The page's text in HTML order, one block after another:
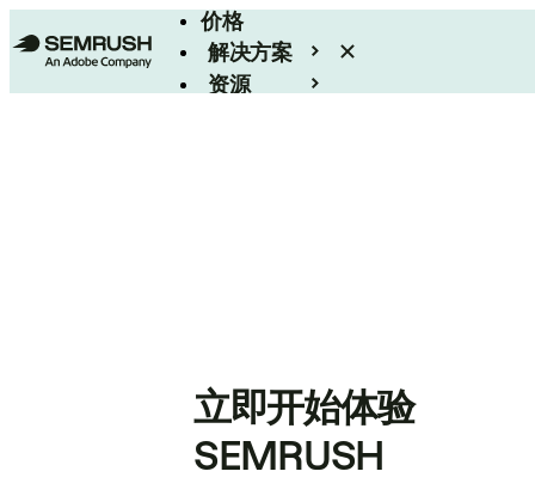
价格
解决方案
资源
立即开始体验
SEMRUSH